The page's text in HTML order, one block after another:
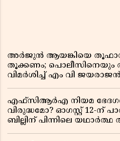
അർജുൻ ആയങ്കിയെ
തൂക്കണം; പൊലീസിനെയും
വിമർശിച്ച് എം വി ജയരാജൻ
എഫ്സിആർഎ നിയമ
വിരുദ്ധമോ? ഓഗസ്റ്റ് 12-ന്
ബില്ലിന് പിന്നിലെ